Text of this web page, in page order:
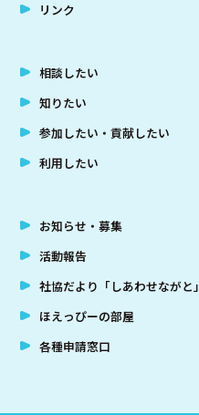
リンク
相談したい
知りたい
参加したい・貢献したい
利用したい
お知らせ・募集
活動報告
社協だより「しあわせながと」
ほえっぴーの部屋
各種申請窓口